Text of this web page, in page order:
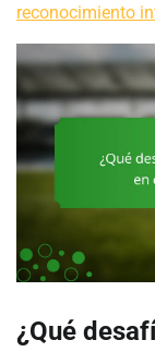
reconocimiento
¿Qué